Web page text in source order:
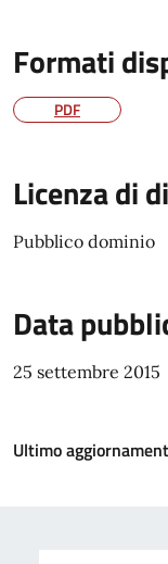
Formati
PDF
Licenza di
Pubblico dominio
Data
25 settembre 2015
Ultimo